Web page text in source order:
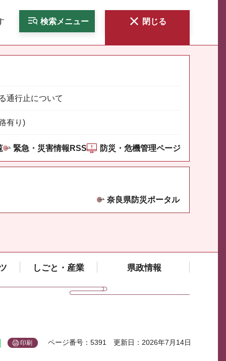
検索メニュー 閉じる
通行止について
有り)
緊急・災害情報RSS 防災・危機管理ページ
奈良県防災ポータル
しごと・産業 県政情報
印刷 ページ番号：5391 更新日：2026年7月14日